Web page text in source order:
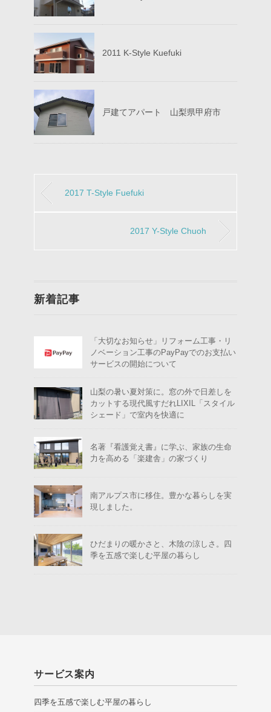
2011 K-Style Kuefuki
戸建てアパート 山梨県甲府市
2017 T-Style Fuefuki
2017 Y-Style Chuoh
新着記事
「大切なお知らせ」リフォーム工事・リ
ノベーション工事のPayPayでのお支払い
サービスの開始について
山梨の暑い夏対策に。窓の外で日差しを
カットする現代風すだれLIXIL「スタイル
シェード」で室内を快適に
名著『看護覚え書』に学ぶ、家族の生命
力を高める「楽建舎」の家づくり
南アルプス市に移住。豊かな暮らしを実
現しました。
ひだまりの暖かさと、木陰の涼しさ。四
季を五感で楽しむ平屋の暮らし
サービス案内
四季を五感で楽しむ平屋の暮らし